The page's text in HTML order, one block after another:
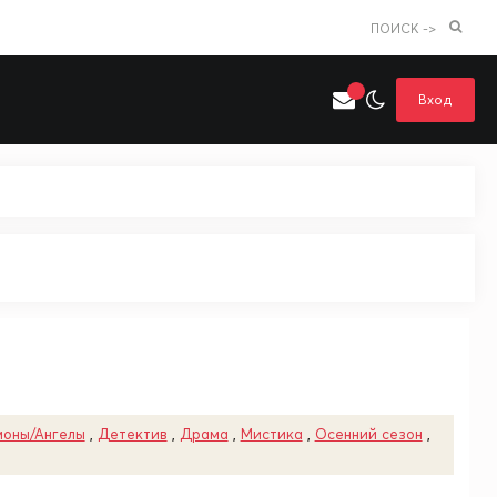
ПОИСК ->
Вход
Ангелы Детектив Драма Мистика Осенний сезон